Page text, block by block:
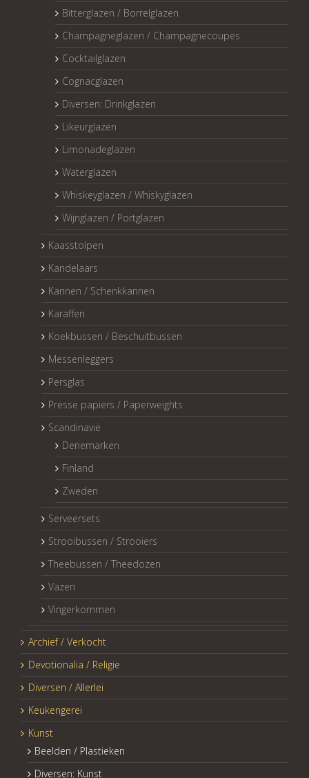
Bitterglazen / Borrelglazen
Champagneglazen / Champagnecoupes
Cocktailglazen
Cognacglazen
Diversen: Drinkglazen
Likeurglazen
Limonadeglazen
Waterglazen
Whiskeyglazen / Whiskyglazen
Wijnglazen / Portglazen
Kaasstolpen
Kandelaars
Kannen / Schenkkannen
Karaffen
Koekbussen / Beschuitbussen
Messenleggers
Persglas
Presse papiers / Paperweights
Scandinavië
Denemarken
Finland
Zweden
Serveersets
Strooibussen / Strooiers
Theebussen / Theedozen
Vazen
Vingerkommen
Archief / Verkocht
Devotionalia / Religie
Diversen / Allerlei
Keukengerei
Kunst
Beelden / Plastieken
Diversen: Kunst